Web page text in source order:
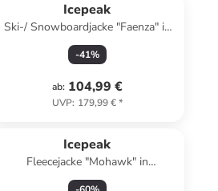
Icepeak
Ski-/ Snowboardjacke "Faenza" in
Blau
-41%
ab: 104,99 €
UVP: 179,99 €*
Icepeak
Fleecejacke "Mohawk" in
Dunkelblau